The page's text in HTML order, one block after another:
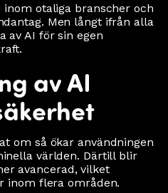
otaliga branscher och
Men långt ifrån alla
av AI för sin egen
av AI
om så ökar användningen
världen. Därtill blir
avancerad, vilket
inom flera områden.